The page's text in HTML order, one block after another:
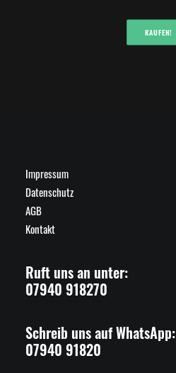
KAUFEN!
Impressum
Datenschutz
AGB
Kontakt
Ruft uns an unter:
07940 918270
Schreib uns auf WhatsApp:
07940 91820